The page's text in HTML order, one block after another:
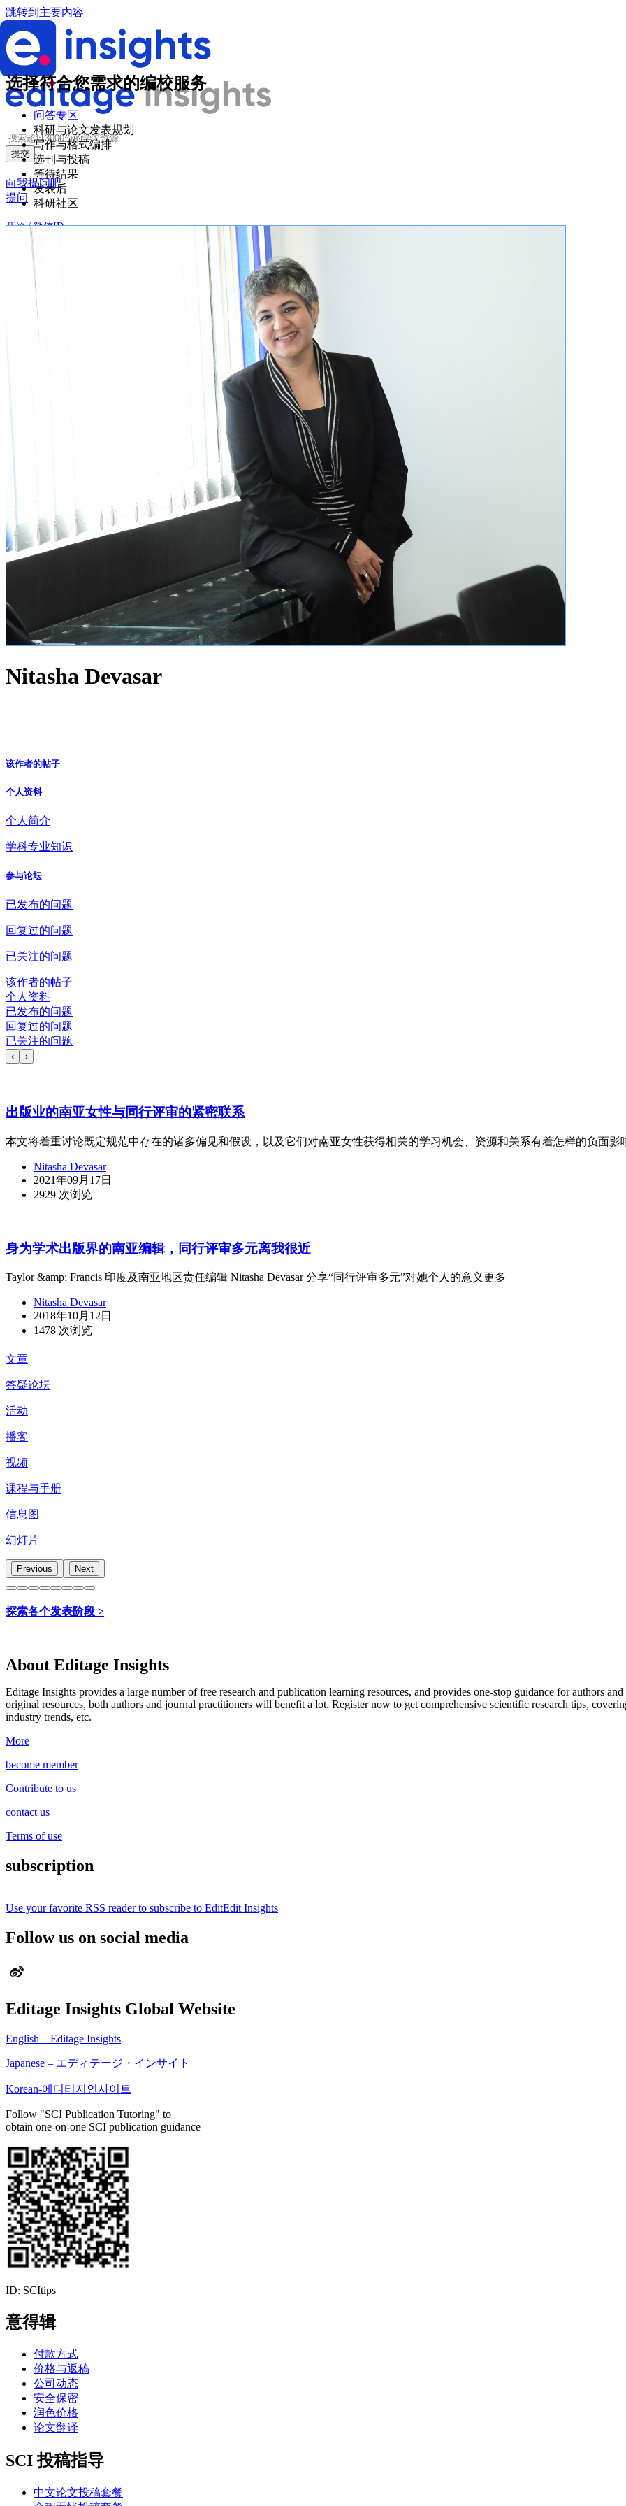
跳转到主要内容
向我提问吧
提问
开始 / 微信ID
微信登录
选择符合您需求的编校服务
问答专区
科研与论文发表规划
写作与格式编排
选刊与投稿
等待结果
发表后
科研社区
Nitasha Devasar
该作者的帖子
个人资料
个人简介
学科专业知识
参与论坛
已发布的问题
回复过的问题
已关注的问题
该作者的帖子
个人资料
已发布的问题
回复过的问题
已关注的问题
‹ ›
出版业的南亚女性与同行评审的紧密联系
本文将着重讨论既定规范中存在的诸多偏见和假设，以及它们对南亚女性获得相关的学习机会、资源和关系有着怎样的负面影
Nitasha Devasar
2021年09月17日
2929 次浏览
身为学术出版界的南亚编辑，同行评审多元离我很近
Taylor &amp; Francis 印度及南亚地区责任编辑 Nitasha Devasar 分享“同行评审多元”对她个人的意义更多
Nitasha Devasar
2018年10月12日
1478 次浏览
文章
答疑论坛
活动
播客
视频
课程与手册
信息图
幻灯片
Previous Next
探索各个发表阶段 >
About Editage Insights
Editage Insights provides a large number of free research and publication learning resources, and provides one-stop guidance for authors
original resources, both authors and journal practitioners will benefit a lot. Register now to get comprehensive scientific research tips,
industry trends, etc.
More
become member
Contribute to us
contact us
Terms of use
subscription
Use your favorite RSS reader to subscribe to EditEdit Insights
Follow us on social media
Editage Insights Global Website
English – Editage Insights
Japanese – エディテージ・インサイト
Korean-에디티지인사이트
Follow "SCI Publication Tutoring" to
obtain one-on-one SCI publication guidance
ID: SCItips
意得辑
付款方式
价格与返稿
公司动态
安全保密
润色价格
论文翻译
SCI 投稿指导
中文论文投稿套餐